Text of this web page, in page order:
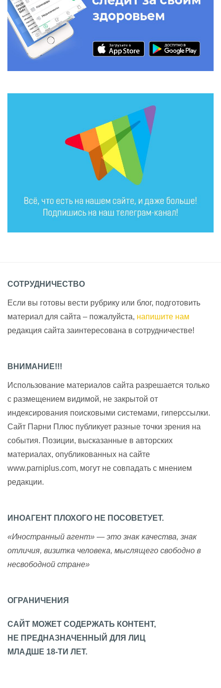
СОТРУДНИЧЕСТВО
Если вы готовы вести рубрику или блог, подготовить
материал для сайта – пожалуйста, напишите нам
редакция сайта заинтересована в сотрудничестве!
ВНИМАНИЕ!!!
Использование материалов сайта разрешается только
с размещением видимой, не закрытой от
индексирования поисковыми системами, гиперссылки.
Сайт Парни Плюс публикует разные точки зрения на
события. Позиции, высказанные в авторских
материалах, опубликованных на сайте
www.parniplus.com, могут не совпадать с мнением
редакции.
ИНОАГЕНТ ПЛОХОГО НЕ ПОСОВЕТУЕТ.
«Иностранный агент» — это знак качества, знак
отличия, визитка человека, мыслящего свободно в
несвободной стране»
ОГРАНИЧЕНИЯ
САЙТ МОЖЕТ СОДЕРЖАТЬ КОНТЕНТ,
НЕ ПРЕДНАЗНАЧЕННЫЙ ДЛЯ ЛИЦ
МЛАДШЕ 18-ТИ ЛЕТ.